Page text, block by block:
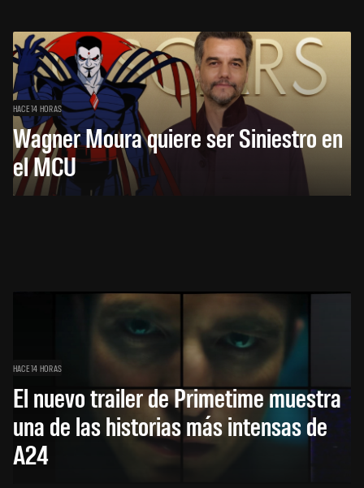
HACE 14 HORAS
Wagner Moura quiere ser Siniestro en
el MCU
HACE 14 HORAS
El nuevo trailer de Primetime muestra
una de las historias más intensas de
A24